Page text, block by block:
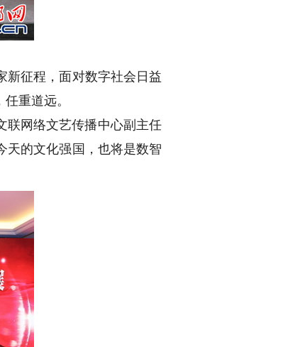
征程，面对数字社会日益
重道远。
网络文艺传播中心副主任
天的文化强国，也将是数智